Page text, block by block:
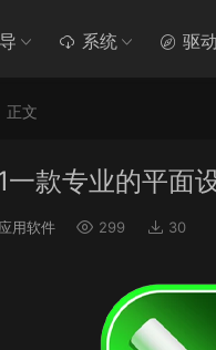
系统 驱动
正文
款专业的平面
应用软件 299 30